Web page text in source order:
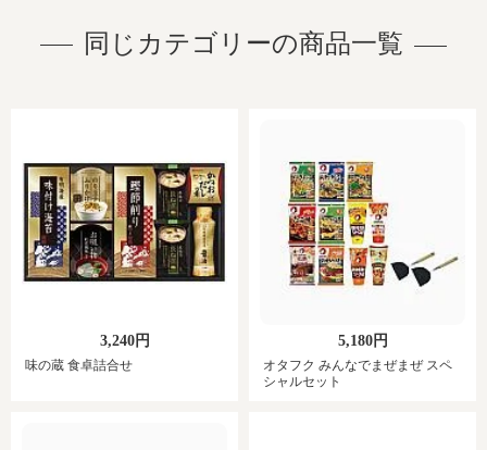
同じカテゴリーの商品一覧
3,240円
味の蔵 食卓詰合せ
5,180円
オタフク みんなでまぜまぜ スペ
シャルセット